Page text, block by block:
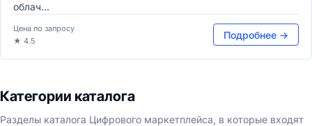
облач...
Цена по запросу
★ 4.5
Подробнее →
Категории каталога
Разделы каталога Цифрового маркетплейса, в которые входят